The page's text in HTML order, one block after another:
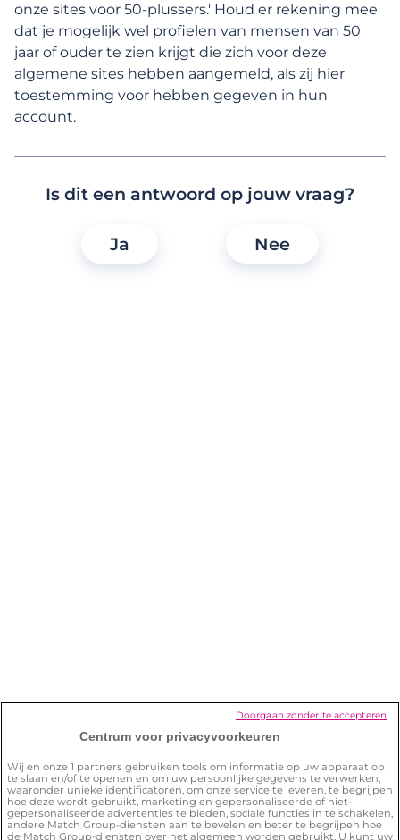
Functies, zoeken en interacties
Membership en betaalde functies
Toegankelijkheid
Hoe zorg ik ervoor dat ik de site veilig
kan gebruiken?
onze sites voor 50-plussers.' Houd er rekening mee
dat je mogelijk wel profielen van mensen van 50
jaar of ouder te zien krijgt die zich voor deze
algemene sites hebben aangemeld, als zij hier
toestemming voor hebben gegeven in hun
account.
Is dit een antwoord op jouw vraag?
Ja Nee
Centrum voor privacyvoorkeuren
Wij en onze 1 partners gebruiken tools om informatie op uw apparaat op
te slaan en/of te openen en om uw persoonlijke gegevens te verwerken,
waaronder unieke identificatoren, om onze service te leveren, te begrijpen
hoe deze wordt gebruikt, marketing en gepersonaliseerde of niet-
gepersonaliseerde advertenties te bieden, sociale functies in te schakelen,
andere Match Group-diensten aan te bevelen en beter te begrijpen hoe
de Match Group-diensten over het algemeen worden gebruikt. U kunt uw
Doorgaan zonder te accepteren